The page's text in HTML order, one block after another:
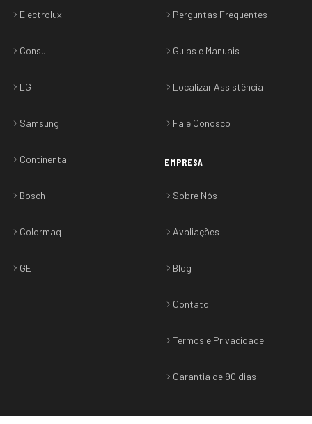
Electrolux
Consul
LG
Samsung
Continental
Bosch
Colormaq
GE
Perguntas Frequentes
Guias e Manuais
Localizar Assistência
Fale Conosco
EMPRESA
Sobre Nós
Avaliações
Blog
Contato
Termos e Privacidade
Garantia de 90 dias